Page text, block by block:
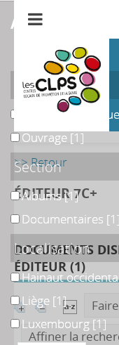
>> Retour
ÉDITEUR 7C+
DOCUMENTS
ÉDITEUR (1)
Affiner la
affiner ou
Support
Outil pédagogique
Outil pédagogique
Ouvrage
Ouvrage [1]
Section
Albums
Albums[1]
Documentaires
Documentaires [1]
Localisation
Hainaut occidental
Hainaut
Liège
Liège [1]
Luxembourg
Luxembourg [1]